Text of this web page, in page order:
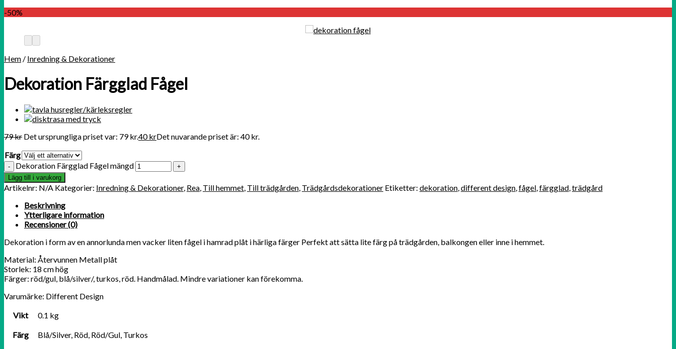
-50%
Hem / Inredning & Dekorationer
Dekoration Färgglad Fågel
79kr Det ursprungliga priset var: 79 kr.40krDet nuvarande priset är: 40 kr.
Färg
Dekoration Färgglad Fågel mängd
Lägg till i varukorg
Artikelnr: N/A Kategorier: Inredning & Dekorationer, Rea, Till hemmet, Till trädgården, Trädgårdsdekorationer Etiketter: dekoration,different design,fågel,färgglad,trädgård
Beskrivning
Ytterligare information
Recensioner (0)
Dekoration i form av en annorlunda men vacker liten fågel i hamrad plåt i härliga färger Perfekt att sätta lite färg på trädgården, balkongen eller inne i hemmet.
Material: Återvunnen Metall plåt
Storlek: 18 cm hög
Färger: röd/gul, blå/silver/, turkos, röd. Handmålad. Mindre variationer kan förekomma.
Varumärke: Different Design
Vikt
0.1 kg
Färg Blå/Silver, Röd, Röd/Gul, Turkos